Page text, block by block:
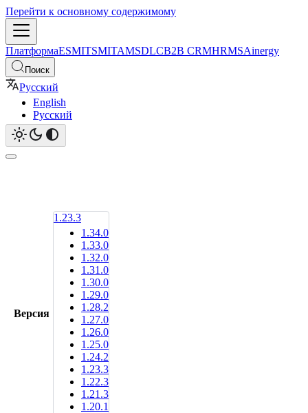
Перейти к основному содержимому
ПлатформаESMITSMITAMSDLCB2B CRMHRMSAinergy
Поиск
Русский
English
Русский
Версия
1.23.3
1.34.0
1.33.0
1.32.0
1.31.0
1.30.0
1.29.0
1.28.2
1.27.0
1.26.0
1.25.0
1.24.2
1.23.3
1.22.3
1.21.3
1.20.1